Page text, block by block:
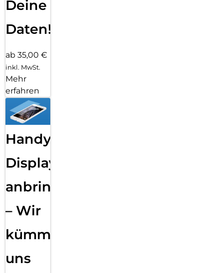
Deine
Daten!
ab 35,00 €
inkl. MwSt.
Mehr
erfahren
Handy
Displayfolie
anbringen
– Wir
kümmern
uns